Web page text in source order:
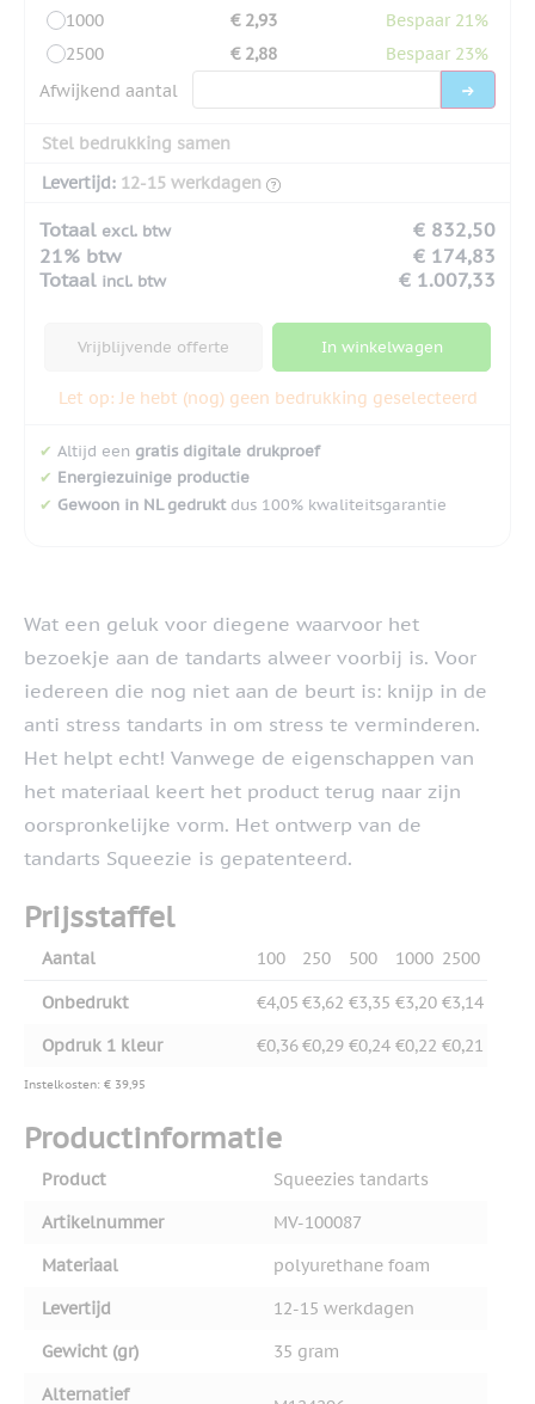
1000
€ 2,93
Bespaar 21%
2500
€ 2,88
Bespaar 23%
Afwijkend aantal
Stel bedrukking samen
Levertijd: 12-15 werkdagen
Totaal excl. btw
€ 832,50
21% btw
€ 174,83
Totaal incl. btw € 1.007,33
Vrijblijvende offerte In winkelwagen
Let op: Je hebt (nog) geen bedrukking geselecteerd
✔ Altijd een gratis digitale drukproef
✔ Energiezuinige productie
✔ Gewoon in NL gedruktdus 100% kwaliteitsgarantie
Wat een geluk voor diegene waarvoor het
bezoekje aan de tandarts alweer voorbij is. Voor
iedereen die nog niet aan de beurt is: knijp in de
anti stress tandarts in om stress te verminderen.
Het helpt echt! Vanwege de eigenschappen van
het materiaal keert het product terug naar zijn
oorspronkelijke vorm. Het ontwerp van de
tandarts Squeezie is gepatenteerd.
Prijsstaffel
Aantal 100 250 500 1000 2500
Onbedrukt €4,05 €3,62 €3,35 €3,20 €3,14
Opdruk 1 kleur
€0,36€0,29 €0,24 €0,22 €0,21
Instelkosten: € 39,95
Productinformatie
Product
Squeezies tandarts
Artikelnummer
MV-100087
Materiaal
polyurethane foam
Levertijd
12-15 werkdagen
Gewicht (gr)
35 gram
Alternatief